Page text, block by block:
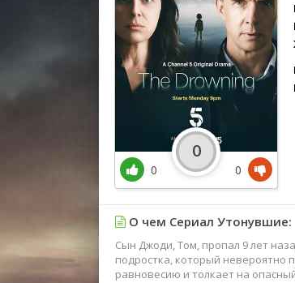
0
0
0
О чем Сериал Утонувшие:
Сын Джоди, Том, пропал 9 лет
подростка, который невероятно
равновесию и толкает на